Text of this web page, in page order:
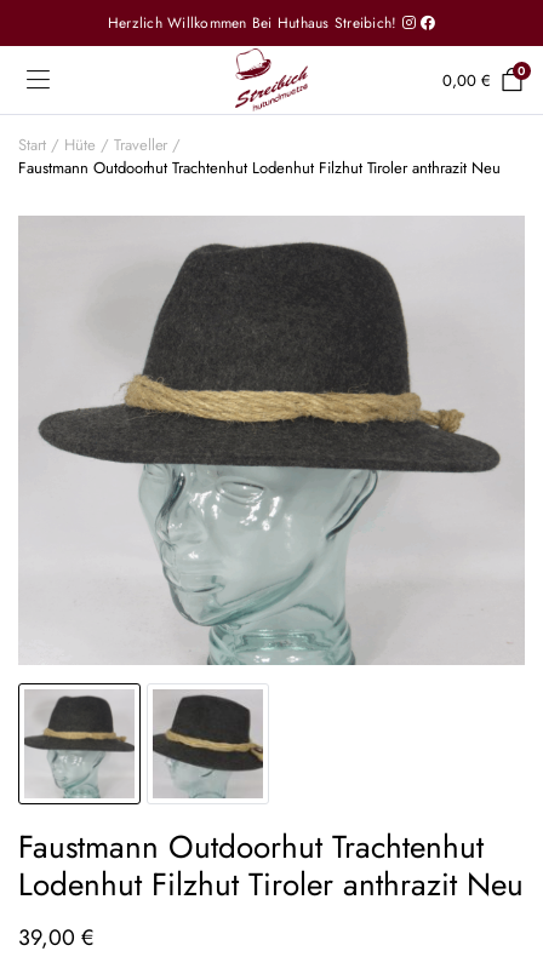
Herzlich Willkommen Bei Huthaus Streibich!
0,00 € 0
Start Hüte
Traveller
Faustmann Outdoorhut Trachtenhut Lodenhut Filzhut Tiroler anthrazit Neu
Faustmann Outdoorhut Trachtenhut
Lodenhut Filzhut Tiroler anthrazit Neu
39,00 €